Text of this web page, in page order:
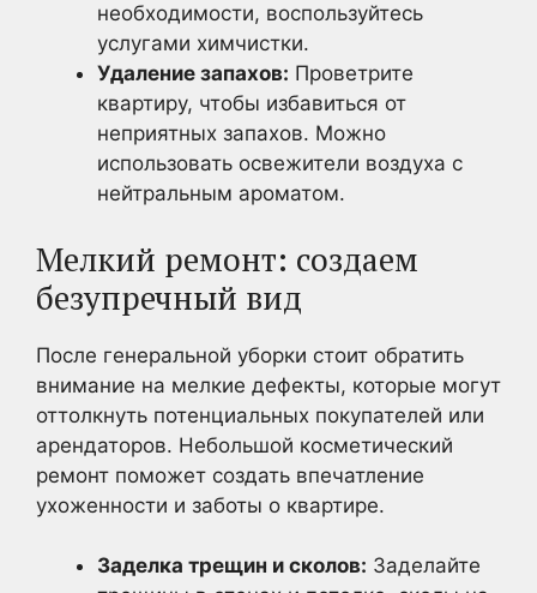
необходимости, воспользуйтесь
услугами химчистки.
Удаление запахов: Проветрите
квартиру, чтобы избавиться от
неприятных запахов. Можно
использовать освежители воздуха с
нейтральным ароматом.
Мелкий ремонт: создаем
безупречный вид
После генеральной уборки стоит обратить
внимание на мелкие дефекты, которые могут
оттолкнуть потенциальных покупателей или
арендаторов. Небольшой косметический
ремонт поможет создать впечатление
ухоженности и заботы о квартире.
Заделка трещин и сколов: Заделайте